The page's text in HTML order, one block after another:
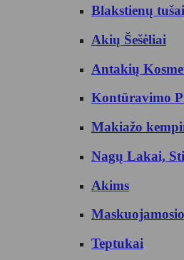
Blakstienų tušai
Akių Šešėliai
Antakių
Kontūravimo
Makiažo
Nagų Lakai,
Akims
Teptukai